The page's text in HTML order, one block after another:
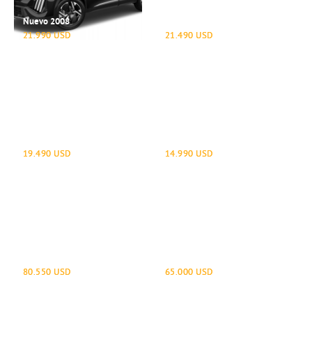
Nuevo 2008
21.990 USD
21.490 USD
19.490 USD
14.990 USD
80.550 USD
65.000 USD